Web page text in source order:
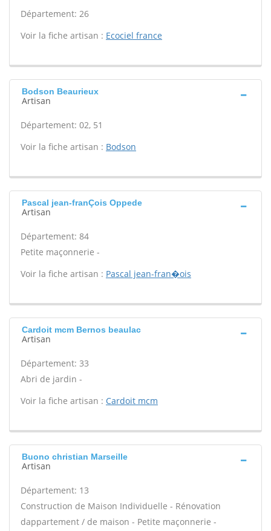
Département: 26
Voir la fiche artisan : Ecociel france
Bodson Beaurieux
Artisan
Département: 02, 51
Voir la fiche artisan : Bodson
Pascal jean-franÇois Oppede
Artisan
Département: 84
Petite maçonnerie -
Voir la fiche artisan : Pascal jean-fran�ois
Cardoit mcm Bernos beaulac
Artisan
Département: 33
Abri de jardin -
Voir la fiche artisan : Cardoit mcm
Buono christian Marseille
Artisan
Département: 13
Construction de Maison Individuelle - Rénovation
dappartement / de maison - Petite maçonnerie -